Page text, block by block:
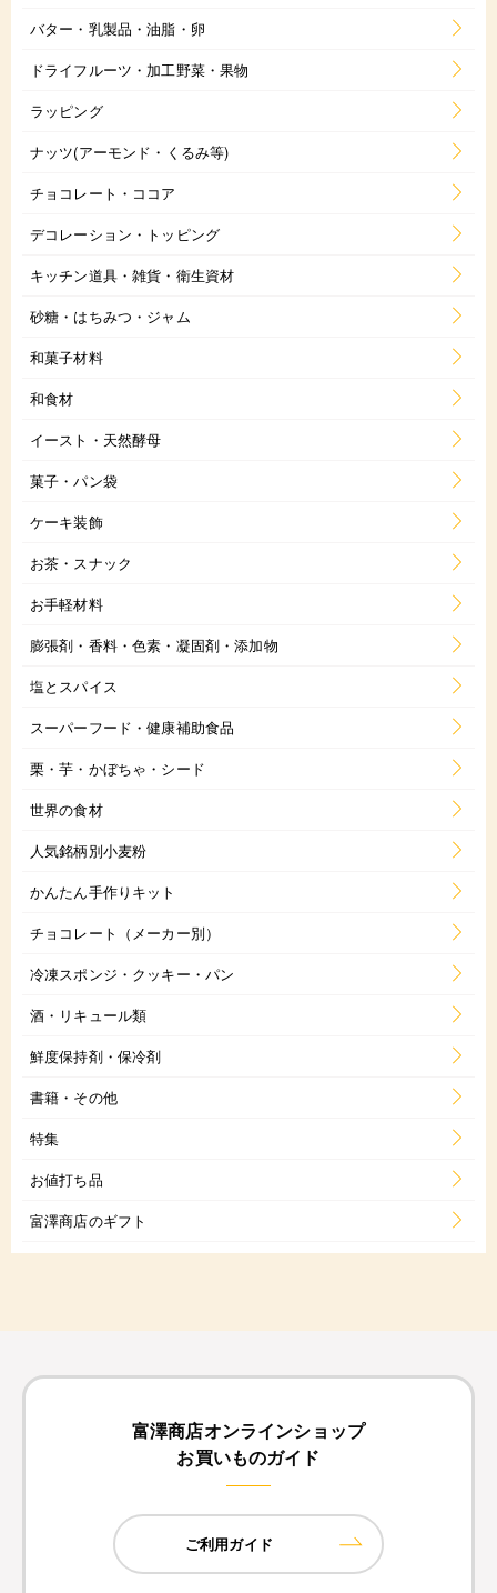
バター・乳製品・油脂・卵
ドライフルーツ・加工野菜・果物
ラッピング
ナッツ(アーモンド・くるみ等)
チョコレート・ココア
デコレーション・トッピング
キッチン道具・雑貨・衛生資材
砂糖・はちみつ・ジャム
和菓子材料
和食材
イースト・天然酵母
菓子・パン袋
ケーキ装飾
お茶・スナック
お手軽材料
膨張剤・香料・色素・凝固剤・添加物
塩とスパイス
スーパーフード・健康補助食品
栗・芋・かぼちゃ・シード
世界の食材
人気銘柄別小麦粉
かんたん手作りキット
チョコレート（メーカー別）
冷凍スポンジ・クッキー・パン
酒・リキュール類
鮮度保持剤・保冷剤
書籍・その他
特集
お値打ち品
富澤商店のギフト
富澤商店オンラインショップ
お買いものガイド
ご利用ガイド